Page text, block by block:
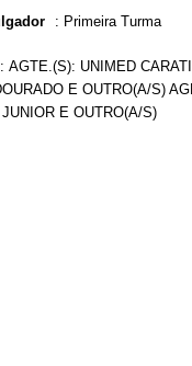
: Primeira Turma
: AGTE.(S): UNIMED
E OUTRO(A/S)
E OUTRO(A/S)